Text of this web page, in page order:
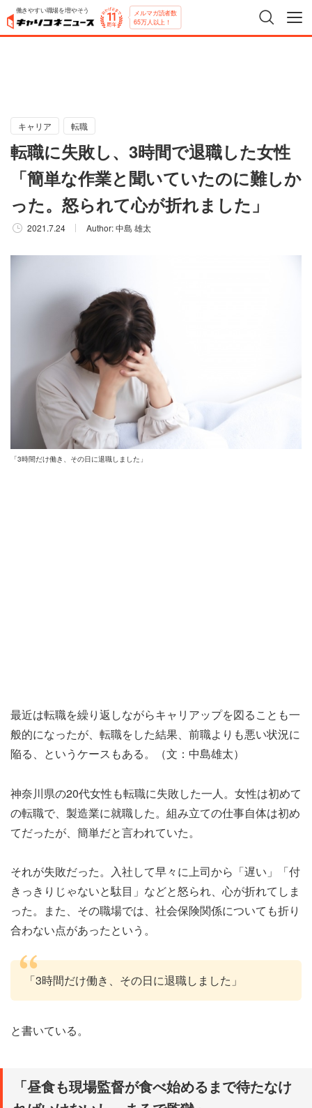
働きやすい職場を増やそう メルマガ読者数
65万人以上！
キャリア 転職
転職に失敗し、3時間で退職した女性
「簡単な作業と聞いていたのに難しか
った。怒られて心が折れました」
2021.7.24 Author:中島 雄太
「3時間だけ働き、その日に退職しました」
最近は転職を繰り返しながらキャリアップを図ることも一
般的になったが、転職をした結果、前職よりも悪い状況に
陥る、というケースもある。（文：中島雄太）
神奈川県の20代女性も転職に失敗した一人。女性は初めて
の転職で、製造業に就職した。組み立ての仕事自体は初め
てだったが、簡単だと言われていた。
それが失敗だった。入社して早々に上司から「遅い」「付
きっきりじゃないと駄目」などと怒られ、心が折れてしま
った。また、その職場では、社会保険関係についても折り
合わない点があったという。
「3時間だけ働き、その日に退職しました」
と書いている。
「昼食も現場監督が食べ始めるまで待たなけ